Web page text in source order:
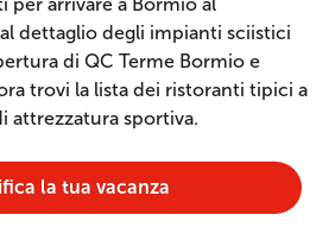
dettaglio degli impianti sciistici
di QC Terme Bormio e
trovi la lista dei ristoranti tipici a
attrezzatura sportiva.
la tua vacanza